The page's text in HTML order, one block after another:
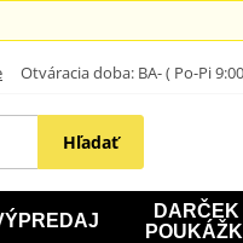
Otváracia doba: BA- ( Po-Pi
Hľadať
DARČEK